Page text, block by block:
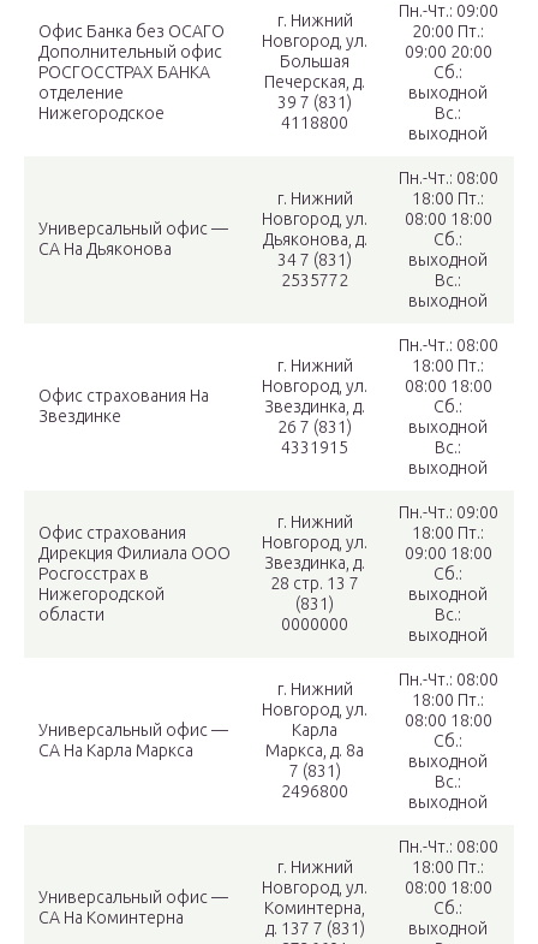
Офис Банка без ОСАГО
Дополнительный офис
РОСГОССТРАХ БАНКА
отделение
Нижегородское
г. Нижний
Новгород, ул.
Большая
Печерская, д.
39 7 (831)
4118800
Пн.-Чт.: 09:00
20:00 Пт.:
09:00 20:00
Сб.:
выходной
Вс.:
выходной
Универсальный офис —
СА На Дьяконова
г. Нижний
Новгород, ул.
Дьяконова, д.
34 7 (831)
2535772
Пн.-Чт.: 08:00
18:00 Пт.:
08:00 18:00
Сб.:
выходной
Вс.:
выходной
Офис страхования На
Звездинке
г. Нижний
Новгород, ул.
Звездинка, д.
26 7 (831)
4331915
Пн.-Чт.: 08:00
18:00 Пт.:
08:00 18:00
Сб.:
выходной
Вс.:
выходной
Офис страхования
Дирекция Филиала ООО
Росгосстрах в
Нижегородской
области
г. Нижний
Новгород, ул.
Звездинка, д.
28 стр. 13 7
(831)
0000000
Пн.-Чт.: 09:00
18:00 Пт.:
09:00 18:00
Сб.:
выходной
Вс.:
выходной
Универсальный офис —
СА На Карла Маркса
г. Нижний
Новгород, ул.
Карла
Маркса, д. 8а
7 (831)
2496800
Пн.-Чт.: 08:00
18:00 Пт.:
08:00 18:00
Сб.:
выходной
Вс.:
выходной
Универсальный офис —
СА На Коминтерна
г. Нижний
Новгород, ул.
Коминтерна,
д. 137 7 (831)
Пн.-Чт.: 08:00
18:00 Пт.:
08:00 18:00
Сб.:
выходной